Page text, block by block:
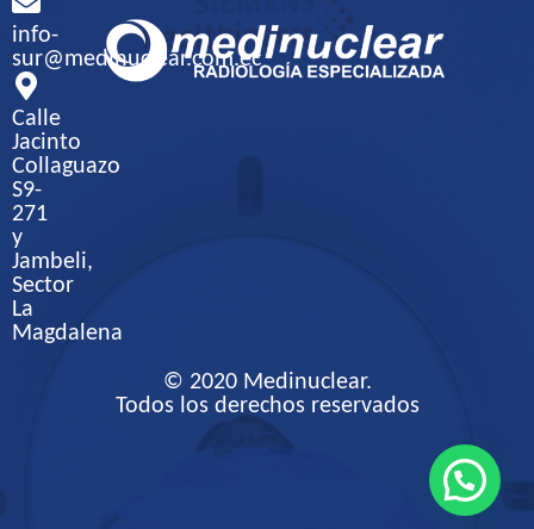
info-
sur@medinuclear.com.ec
Calle
Jacinto
Collaguazo
S9-
271
y
Jambeli,
Sector
La
Magdalena
© 2020 Medinuclear.
Todos los derechos reservados